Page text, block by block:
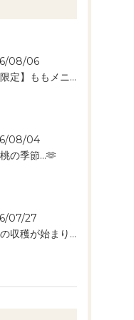
08/06
【期間限定】ももメニュー🍑スタートしました✨️
08/04
の季節…🫶
07/27
りんごの収穫が始まりました🧑‍🌾🍎